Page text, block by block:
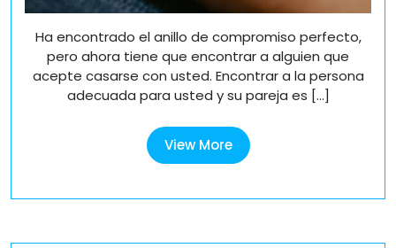
Ha encontrado el anillo de compromiso perfecto,
pero ahora tiene que encontrar a alguien que
acepte casarse con usted. Encontrar a la persona
adecuada para usted y su pareja es [...]
View MoreView
More